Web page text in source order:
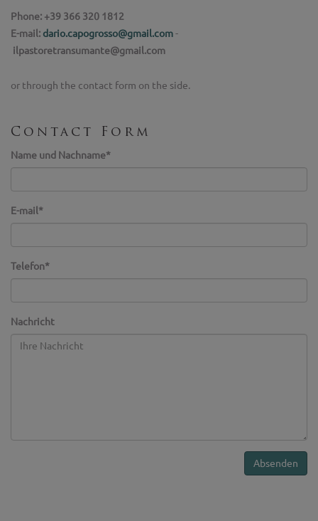
Phone: +39 366 320 1812
E-mail:dario.capogrosso@gmail.com-
ilpastoretransumante@gmail.com
or through the contact form on the side.
Contact Form
Name und Nachname*
E-mail*
Telefon*
Nachricht
Absenden